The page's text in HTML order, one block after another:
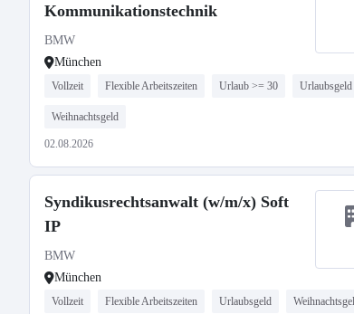
Kommunikationstechnik
BMW
München
Vollzeit Flexible Arbeitszeiten Urlaub >= 30 Urlaubsgeld
Weihnachtsgeld
02.08.2026
Syndikusrechtsanwalt (w/m/x) Soft
IP
BMW
München
Vollzeit Flexible Arbeitszeiten Urlaubsgeld